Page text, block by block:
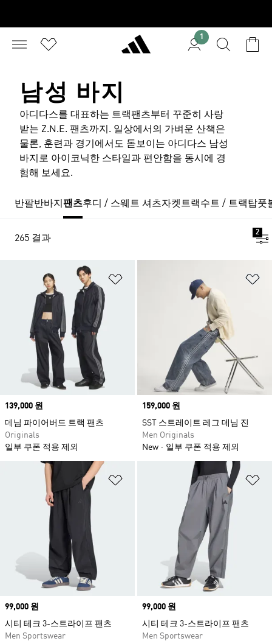
1
남성 바지
아디다스를 대표하는 트랙팬츠부터 꾸준히 사랑
받는 Z.N.E. 팬츠까지. 일상에서의 가벼운 산책은
물론, 훈련과 경기에서도 돋보이는 아디다스 남성
바지로 아이코닉한 스타일과 편안함을 동시에 경
험해 보세요.
반팔반바지 팬츠후디 / 스웨트 셔츠자켓트랙수트 / 트랙탑풋
265 결과
2
Price
139,000 원
데님 파이어버드 트랙 팬츠
Originals
일부 쿠폰 적용 제외
Price
159,000 원
SST 스트레이트 레그 데님 진
Men Originals
New
일부 쿠폰 적용 제외
위시리스트 담기
Price
99,000 원
시티 테크 3-스트라이프 팬츠
Men Sportswear
Price
99,000 원
시티 테크 3-스트라이프 팬츠
Men Sportswear